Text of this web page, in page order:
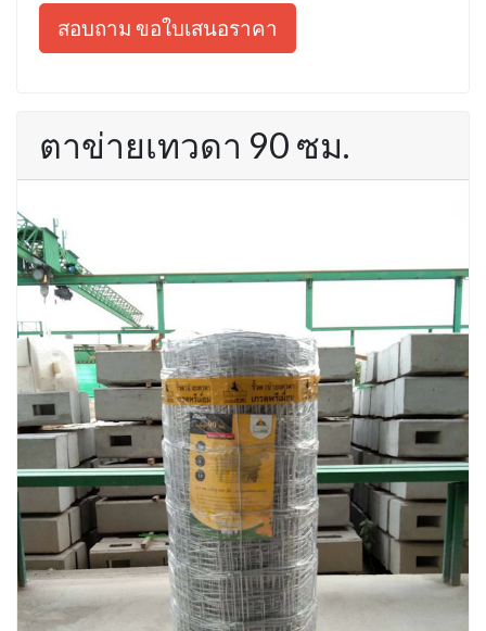
สอบถาม ขอใบเสนอราคา
ตาข่ายเทวดา 90 ซม.